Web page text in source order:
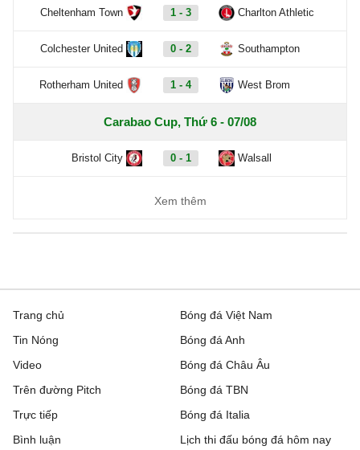
Cheltenham Town 1 - 3 Charlton Athletic
Colchester United 0 - 2 Southampton
Rotherham United 1 - 4 West Brom
Carabao Cup, Thứ 6 - 07/08
Bristol City 0 - 1 Walsall
Xem thêm
Trang chủ
Tin Nóng
Video
Trên đường Pitch
Trực tiếp
Bóng đá Việt Nam
Bóng đá Anh
Bóng đá Châu Âu
Bóng đá TBN
Bóng đá Italia
Bình luận
Lịch thi đấu bóng đá hôm nay